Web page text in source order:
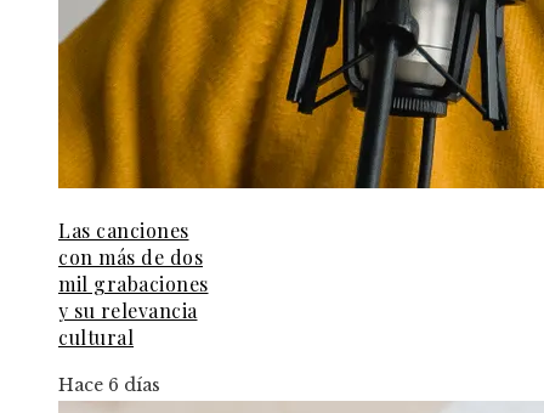
Las canciones
con más de dos
mil grabaciones
y su relevancia
cultural
Hace 6 días